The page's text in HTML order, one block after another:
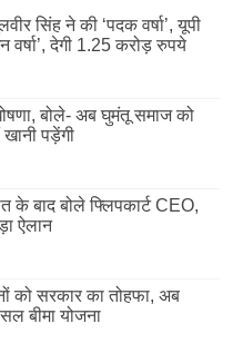
सिंह ने की ‘पदक वर्षा’, यूपी
वर्षा’, देगी 1.25 करोड़ रुपये
बोले- अब घुमंतू समाज को
पड़ेंगी
के बाद बोले फ्लिपकार्ट CEO,
ऐलान
को सरकार का तोहफा, अब
बीमा योजना